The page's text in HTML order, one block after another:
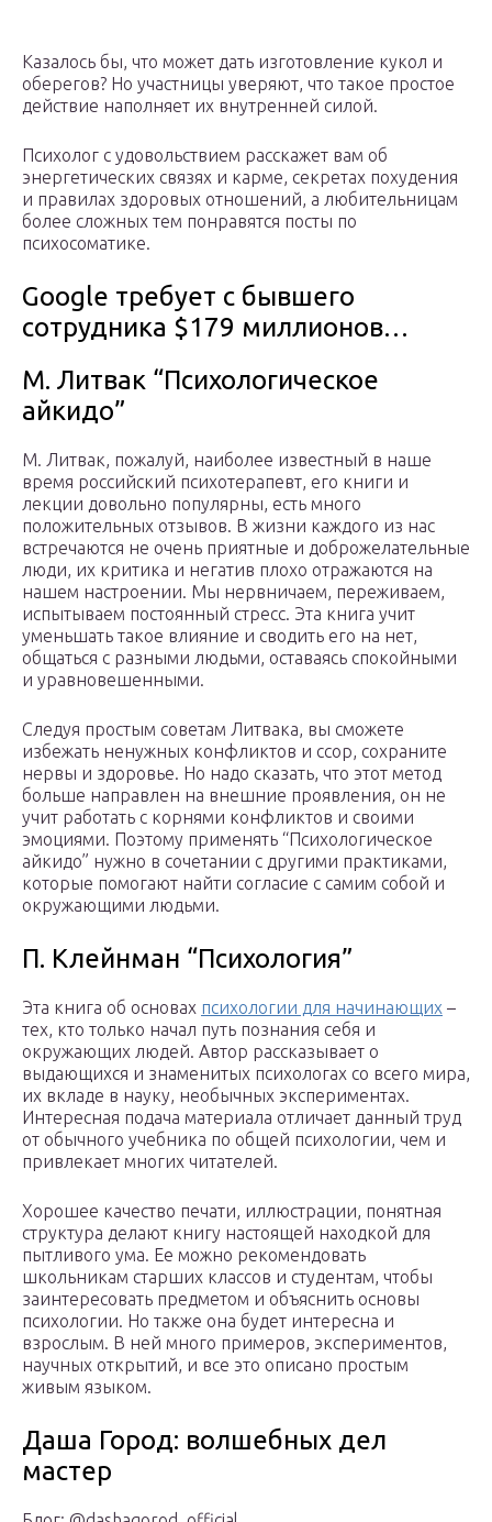
Казалось бы, что может дать изготовление кукол и
оберегов? Но участницы уверяют, что такое простое
действие наполняет их внутренней силой.
Психолог с удовольствием расскажет вам об
энергетических связях и карме, секретах похудения
и правилах здоровых отношений, а любительницам
более сложных тем понравятся посты по
психосоматике.
Google требует с бывшего
сотрудника $179 миллионов…
М. Литвак “Психологическое
айкидо”
М. Литвак, пожалуй, наиболее известный в наше
время российский психотерапевт, его книги и
лекции довольно популярны, есть много
положительных отзывов. В жизни каждого из нас
встречаются не очень приятные и доброжелательные
люди, их критика и негатив плохо отражаются на
нашем настроении. Мы нервничаем, переживаем,
испытываем постоянный стресс. Эта книга учит
уменьшать такое влияние и сводить его на нет,
общаться с разными людьми, оставаясь спокойными
и уравновешенными.
Следуя простым советам Литвака, вы сможете
избежать ненужных конфликтов и ссор, сохраните
нервы и здоровье. Но надо сказать, что этот метод
больше направлен на внешние проявления, он не
учит работать с корнями конфликтов и своими
эмоциями. Поэтому применять “Психологическое
айкидо” нужно в сочетании с другими практиками,
которые помогают найти согласие с самим собой и
окружающими людьми.
П. Клейнман “Психология”
Эта книга об основах психологии для начинающих –
тех, кто только начал путь познания себя и
окружающих людей. Автор рассказывает о
выдающихся и знаменитых психологах со всего мира,
их вкладе в науку, необычных экспериментах.
Интересная подача материала отличает данный труд
от обычного учебника по общей психологии, чем и
привлекает многих читателей.
Хорошее качество печати, иллюстрации, понятная
структура делают книгу настоящей находкой для
пытливого ума. Ее можно рекомендовать
школьникам старших классов и студентам, чтобы
заинтересовать предметом и объяснить основы
психологии. Но также она будет интересна и
взрослым. В ней много примеров, экспериментов,
научных открытий, и все это описано простым
живым языком.
Даша Город: волшебных дел
мастер